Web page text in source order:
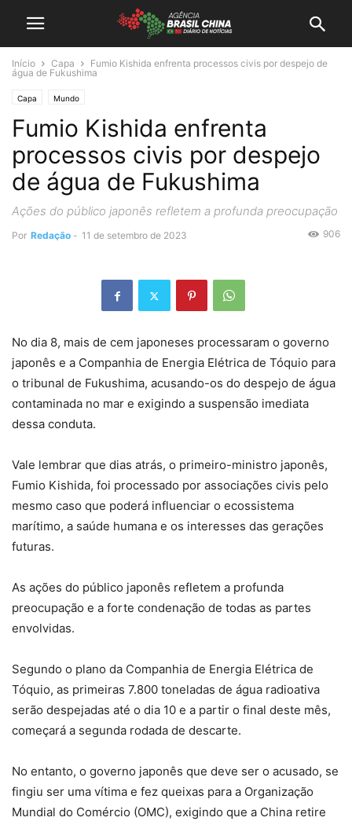
Início Capa
Fumio Kishida enfrenta processos civis por despejo de
água de Fukushima
Capa Mundo
Fumio Kishida enfrenta
processos civis por despejo
de água de Fukushima
Ações do público japonês refletem a profunda preocupação
Por Redação - 11 de setembro de 2023 906
No dia 8, mais de cem japoneses processaram o governo
japonês e a Companhia de Energia Elétrica de Tóquio para
o tribunal de Fukushima, acusando-os do despejo de água
contaminada no mar e exigindo a suspensão imediata
dessa conduta.
Vale lembrar que dias atrás, o primeiro-ministro japonês,
Fumio Kishida, foi processado por associações civis pelo
mesmo caso que poderá influenciar o ecossistema
marítimo, a saúde humana e os interesses das gerações
futuras.
As ações do público japonês refletem a profunda
preocupação e a forte condenação de todas as partes
envolvidas.
Segundo o plano da Companhia de Energia Elétrica de
Tóquio, as primeiras 7.800 toneladas de água radioativa
serão despejadas até o dia 10 e a partir o final deste mês,
começará a segunda rodada de descarte.
No entanto, o governo japonês que deve ser o acusado, se
fingiu ser uma vítima e fez queixas para a Organização
Mundial do Comércio (OMC), exigindo que a China retire